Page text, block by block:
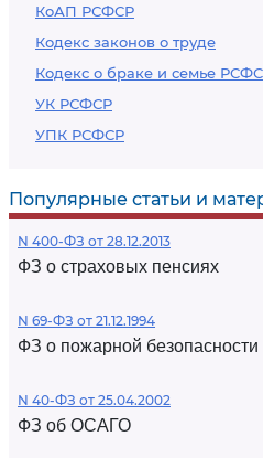
КоАП РСФСР
Кодекс законов о труде
Кодекс о браке и семье
УК РСФСР
УПК РСФСР
Популярные статьи и
N 400-ФЗ от 28.12.2013
ФЗ о страховых пенсиях
N 69-ФЗ от 21.12.1994
ФЗ о пожарной безопасности
N 40-ФЗ от 25.04.2002
ФЗ об ОСАГО